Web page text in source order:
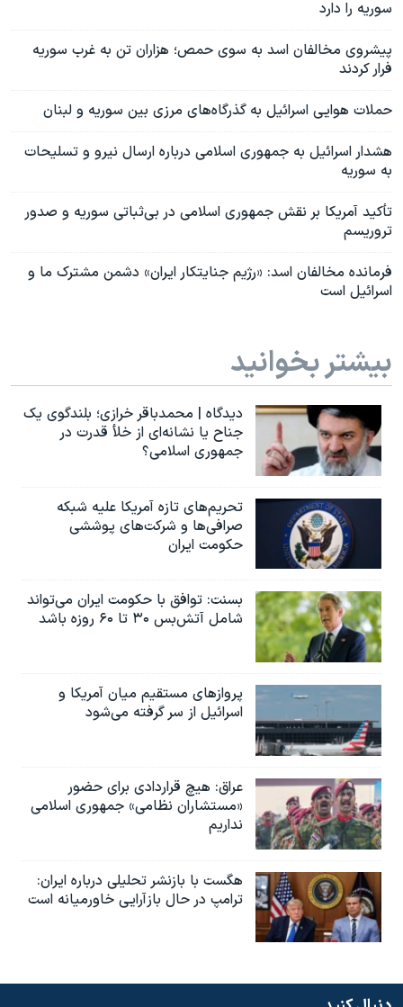
سوریه را دارد
پیشروی مخالفان اسد به سوی حمص؛ هزاران تن به غرب سوریه
فرار کردند
حملات هوایی اسرائیل به گذرگاه‌های مرزی بین سوریه و لبنان
هشدار اسرائیل به جمهوری اسلامی درباره ارسال نیرو و تسلیحات
به سوریه
تأکید آمریکا بر نقش جمهوری اسلامی در بی‌ثباتی سوریه و صدور
تروریسم
فرمانده مخالفان اسد: «رژیم جنایتکار ایران» دشمن مشترک ما و
اسرائیل است
بیشتر بخوانید
دیدگاه | محمدباقر خرازی؛ بلندگوی یک
جناح یا نشانه‌ای از خلأ قدرت در
جمهوری اسلامی؟
تحریم‌های تازه آمریکا علیه شبکه
صرافی‌ها و شرکت‌های پوششی
حکومت ایران
بسنت: توافق با حکومت ایران می‌تواند
شامل آتش‌بس ۳۰ تا ۶۰ روزه باشد
پروازهای مستقیم میان آمریکا و
اسرائیل از سر گرفته می‌شود
عراق: هیچ قراردادی برای حضور
«مستشاران نظامی» جمهوری اسلامی
نداریم
هگست با بازنشر تحلیلی درباره ایران:
ترامپ در حال بازآرایی خاورمیانه است